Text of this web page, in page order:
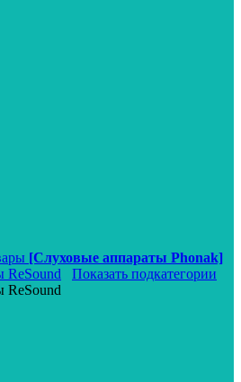
[Слуховые аппараты Phonak]
ReSound
Показать подкатегории
ReSound